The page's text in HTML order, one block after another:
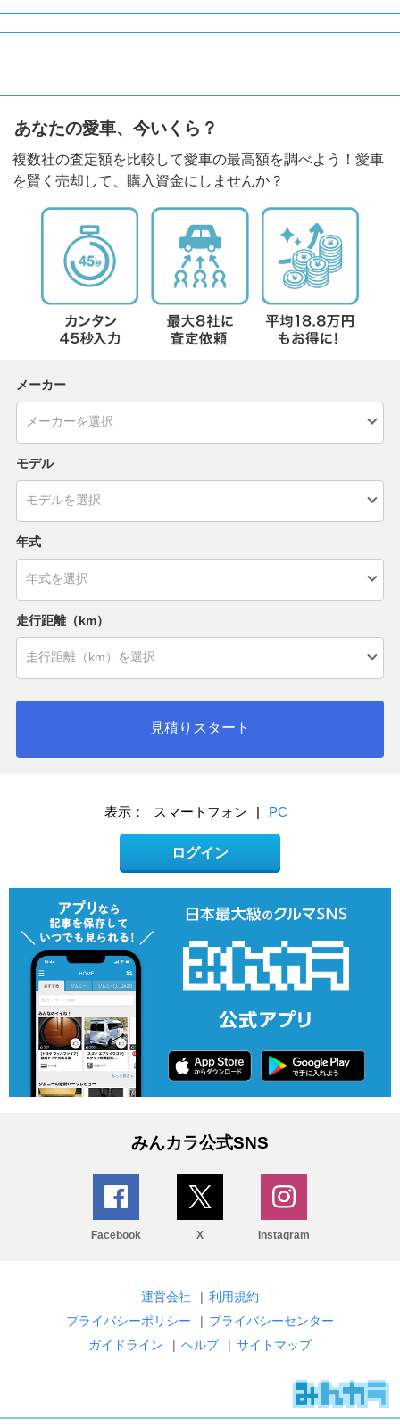
あなたの愛車、今いくら？
複数社の査定額を比較して愛車の最高額を調べよう！愛車
を賢く売却して、購入資金にしませんか？
メーカー
モデル
年式
走行距離（km）
見積りスタート
表示： スマートフォン | PC
ログイン
みんカラ公式SNS
Facebook X Instagram
運営会社 | 利用規約
プライバシーポリシー
| プライバシーセンター
ガイドライン
| ヘルプ | サイトマップ